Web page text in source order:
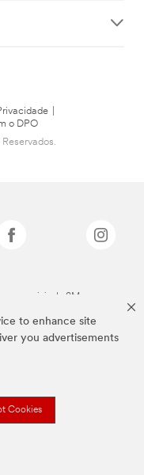
to enhance site
you advertisements
Cookies
o DPO
comerciais da 3M.